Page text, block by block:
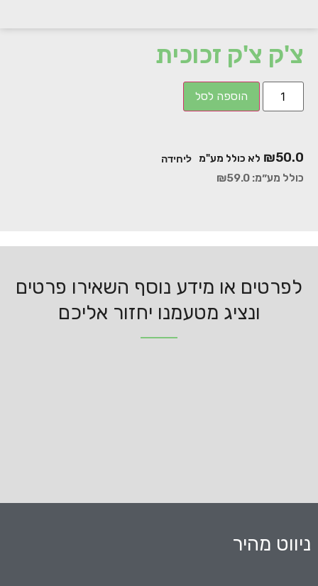
צ'ק צ'ק זכוכית
הוספה לסל
₪50.0 לא כולל מע"מ
כולל מע״מ: ₪59.0
ליחידה
לפרטים או מידע נוסף השאירו פרטים
ונציג מטעמנו יחזור אליכם
ניווט מהיר